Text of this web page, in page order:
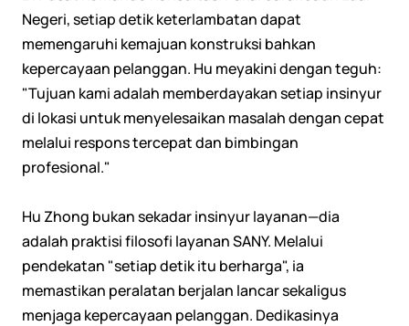
Negeri, setiap detik keterlambatan dapat
memengaruhi kemajuan konstruksi bahkan
kepercayaan pelanggan. Hu meyakini dengan teguh:
"Tujuan kami adalah memberdayakan setiap insinyur
di lokasi untuk menyelesaikan masalah dengan cepat
melalui respons tercepat dan bimbingan
profesional."
Hu Zhong bukan sekadar insinyur layanan—dia
adalah praktisi filosofi layanan SANY. Melalui
pendekatan "setiap detik itu berharga", ia
memastikan peralatan berjalan lancar sekaligus
menjaga kepercayaan pelanggan. Dedikasinya